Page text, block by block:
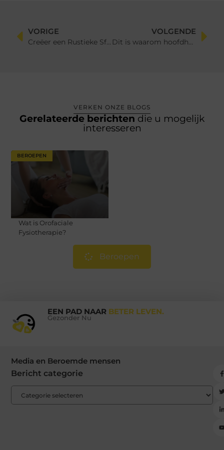
VORIGE
Creëer een Rustieke Sfeer met een Blokhut met Veranda
VOLGENDE
Dit is waarom hoofdhuidverzorging belangrijk is
VERKEN ONZE BLOGS
Gerelateerde berichten die u mogelijk
interesseren
BEROEPEN
Wat is Orofaciale
Fysiotherapie?
Beroepen
EEN PAD NAAR BETER LEVEN.
Gezonder Nu
Media en Beroemde mensen
Bericht categorie